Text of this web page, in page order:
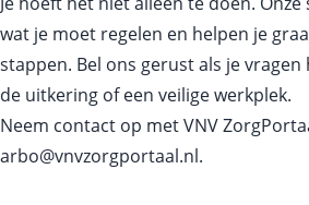
wat je moet regelen en helpen je
stappen. Bel ons gerust als je
de uitkering of een veilige werkplek.
Neem contact op met VNV
arbo@vnvzorgportaal.nl.